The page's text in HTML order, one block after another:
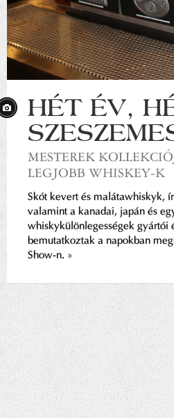
HÉT ÉV,
MESTEREK
LEGJOBB WHISKEY-K
Skót kevert és malátawhiskyk,
valamint a kanadai, japán és
whiskykülönlegességek gyártói
bemutatkoztak a napokban
Show-n. »